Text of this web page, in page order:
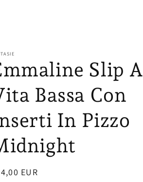
Slip A
Bassa Con
In Pizzo
EUR